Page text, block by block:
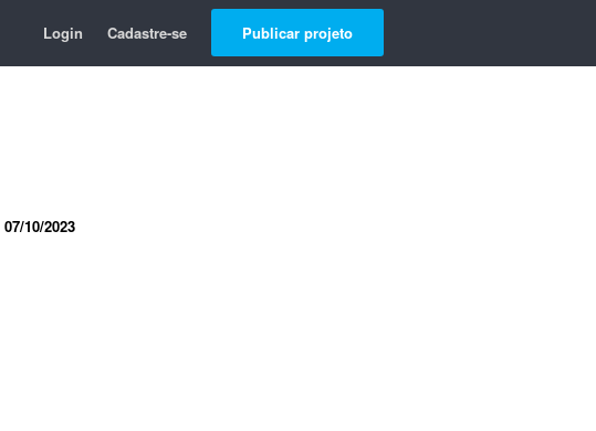
Login Cadastre-se Publicar projeto
07/10/2023